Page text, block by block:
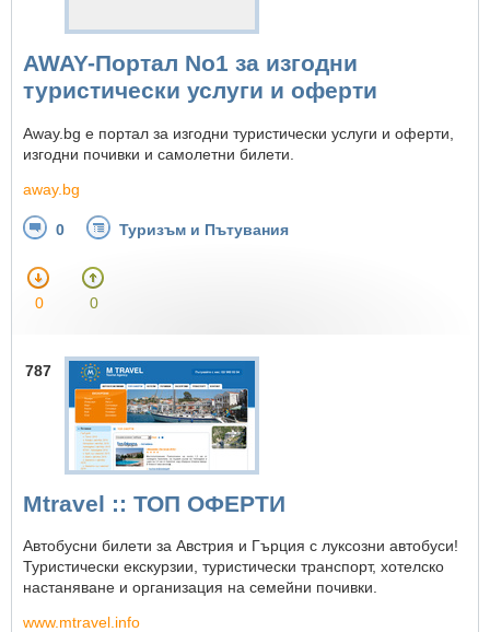
AWAY-Портал No1 за изгодни
туристически услуги и оферти
Away.bg е портал за изгодни туристически услуги и оферти,
изгодни почивки и самолетни билети.
away.bg
0 Туризъм и Пътувания
0 0
787
Mtravel :: ТОП ОФЕРТИ
Автобусни билети за Австрия и Гърция с луксозни автобуси!
Туристически екскурзии, туристически транспорт, хотелско
настаняване и организация на семейни почивки.
www.mtravel.info